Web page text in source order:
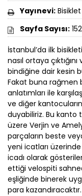
Yayınevi:
Sayfa Sayısı: 152
İstanbul’da ilk
nasıl ortaya
bindiğine dair kesin
Fakat buna rağmen
anlatımları ile
ve diğer
duyabiliriz. Bu kanto
üzere Verjin ve
parçaların beste
yeni icatları
icadı olarak
ettiği velospiti
eşliğinde binerek
para kazandıracaktır.